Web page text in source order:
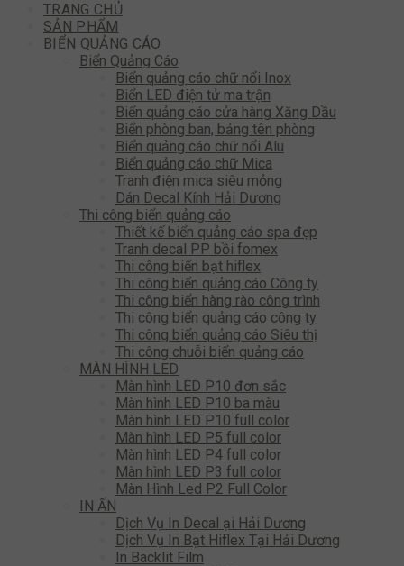
TRANG CHỦ
SẢN PHẨM
BIỂN QUẢNG CÁO
Biển Quảng Cáo
Biển quảng cáo chữ nổi Inox
Biển LED điện tử ma trận
Biển quảng cáo cửa hàng Xăng Dầu
Biển phòng ban, bảng tên phòng
Biển quảng cáo chữ nổi Alu
Biển quảng cáo chữ Mica
Tranh điện mica siêu mỏng
Dán Decal Kính Hải Dương
Thi công biển quảng cáo
Thiết kế biển quảng cáo spa đẹp
Tranh decal PP bồi fomex
Thi công biển bạt hiflex
Thi công biển quảng cáo Công ty
Thi công biển hàng rào công trình
Thi công biển quảng cáo công ty
Thi công biển quảng cáo Siêu thị
Thi công chuỗi biển quảng cáo
MÀN HÌNH LED
Màn hình LED P10 đơn sắc
Màn hình LED P10 ba màu
Màn hình LED P10 full color
Màn hình LED P5 full color
Màn hình LED P4 full color
Màn hình LED P3 full color
Màn Hình Led P2 Full Color
IN ẤN
Dịch Vụ In Decal ại Hải Dương
Dịch Vụ In Bạt Hiflex Tại Hải Dương
In Backlit Film